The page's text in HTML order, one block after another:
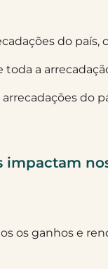
do país,
a
do
impactam
os ganhos e